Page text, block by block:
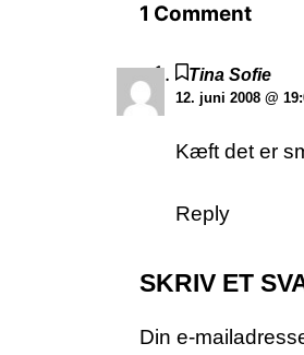
1 Comment
Tina Sofie
12. juni 2008 @
Kæft det er
Reply
SKRIV ET
Din e-